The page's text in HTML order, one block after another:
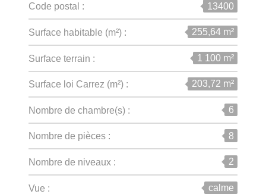
Code postal : 13400
Surface habitable (m²) : 255,64 m²
surface terrain : 1 100 m²
Surface loi Carrez (m²) : 203,72 m²
Nombre de chambre(s) : 6
Nombre de pièces : 8
Nombre de niveaux : 2
Vue : calme